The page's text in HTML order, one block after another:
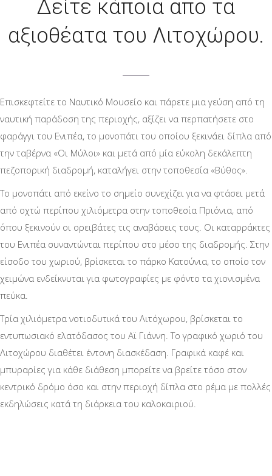
Δείτε κάποια απο τα
αξιοθέατα του Λιτοχώρου.
Επισκεφτείτε το Ναυτικό Μουσείο και πάρετε μια γεύση από τη
ναυτική παράδοση της περιοχής, αξίζει να περπατήσετε στο
φαράγγι του Ενιπέα, το μονοπάτι του οποίου ξεκινάει δίπλα από
την ταβέρνα «Οι Μύλοι» και μετά από μία εύκολη δεκάλεπτη
πεζοπορική διαδρομή, καταλήγει στην τοποθεσία «Βύθος».
Το μονοπάτι από εκείνο το σημείο συνεχίζει για να φτάσει μετά
από οχτώ περίπου χιλιόμετρα στην τοποθεσία Πριόνια, από
όπου ξεκινούν οι ορειβάτες τις αναβάσεις τους. Οι καταρράκτες
του Ενιπέα συναντώνται περίπου στο μέσο της διαδρομής. Στην
είσοδο του χωριού, βρίσκεται το πάρκο Κατούνια, το οποίο τον
χειμώνα ενδείκνυται για φωτογραφίες με φόντο τα χιονισμένα
πεύκα.
Τρία χιλιόμετρα νοτιοδυτικά του Λιτόχωρου, βρίσκεται το
εντυπωσιακό ελατόδασος του Αϊ Γιάννη. Το γραφικό χωριό του
Λιτοχώρου διαθέτει έντονη διασκέδαση. Γραφικά καφέ και
μπυραρίες για κάθε διάθεση μπορείτε να βρείτε τόσο στον
κεντρικό δρόμο όσο και στην περιοχή δίπλα στο ρέμα με πολλές
εκδηλώσεις κατά τη διάρκεια του καλοκαιριού.